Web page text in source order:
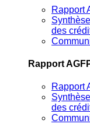
Rapport
des
Rapport
Rapport
des